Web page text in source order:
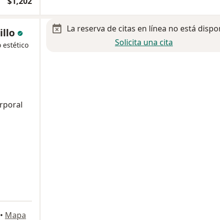
estético
• Mapa
La reserva de citas en línea no está
Solicita una cita